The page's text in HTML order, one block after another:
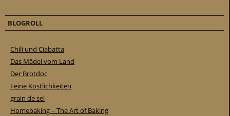
BLOGROLL
Chili und Ciabatta
Das Mädel vom Land
Der Brotdoc
Feine Köstlichkeiten
grain de sel
Homebaking – The Art of Baking